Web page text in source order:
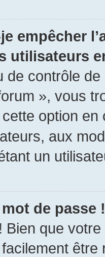
empêcher
utilisateurs
de contrôle
», vous
cette option
aux
un
de passe !
Bien que